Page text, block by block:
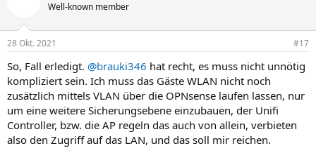
e
:
Well-known member
28 Okt. 2021 #17
So, Fall erledigt. @brauki346 hat recht, es muss nicht unnötig
kompliziert sein. Ich muss das Gäste WLAN nicht noch
zusätzlich mittels VLAN über die OPNsense laufen lassen, nur
um eine weitere Sicherungsebene einzubauen, der Unifi
Controller, bzw. die AP regeln das auch von allein, verbieten
also den Zugriff auf das LAN, und das soll mir reichen.